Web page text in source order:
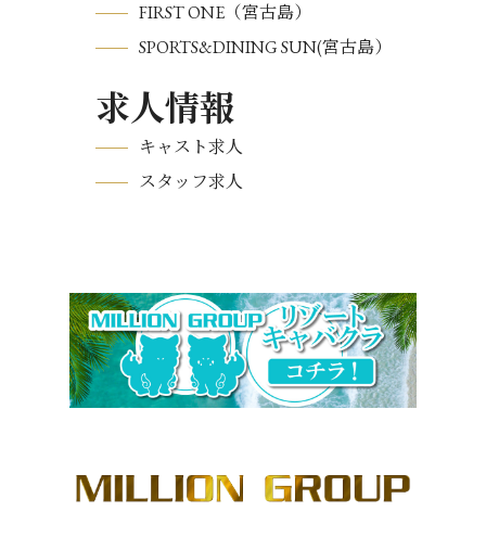
FIRST ONE（宮古島）
SPORTS&DINING SUN(宮古島）
求人情報
キャスト求人
スタッフ求人